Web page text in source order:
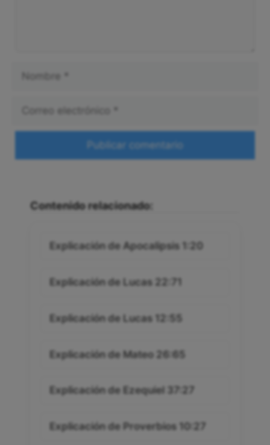
Contenido relacionado:
Explicación de Apocalipsis 1:20
Explicación de Lucas 22:71
Explicación de Lucas 12:55
Explicación de Mateo 26:65
Explicación de Ezequiel 37:27
Explicación de Proverbios 10:27